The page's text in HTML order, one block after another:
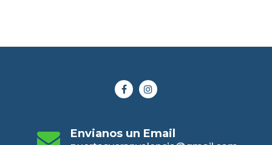
Envianos un Email